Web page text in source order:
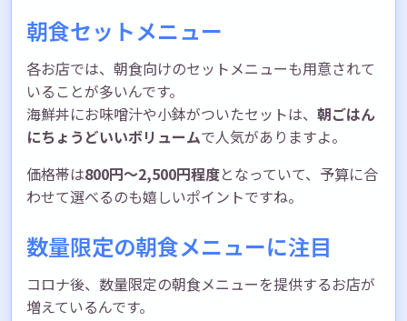
朝食セットメニュー
各お店では、朝食向けのセットメニューも用意されて
いることが多いんです。
海鮮丼にお味噌汁や小鉢がついたセットは、 朝ごはん
にちょうどいいボリュームで人気がありますよ。
価格帯は800円〜2,500円程度となっていて、予算に合
わせて選べるのも嬉しいポイントですね。
数量限定の朝食メニューに注目
コロナ後、数量限定の朝食メニューを提供するお店が
増えているんです。